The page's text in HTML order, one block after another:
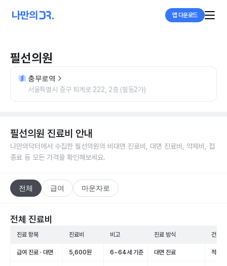
앱 다운로드
필선의원
충무로역
서울특별시 중구 퇴계로 222, 2층 (필동2가)
필선의원 진료비 안내
나만의닥터에서 수집한 필선의원의 비대면 진료비, 대면 진료비, 약제비, 접
종료 등 모든 가격을 확인해보세요.
전체 급여 마운자로
전체 진료비
진료 항목 진료비 비고 진료 방식 건강
급여 진료 · 대면 5,600원 6~64세 기준 대면 진료 적용(